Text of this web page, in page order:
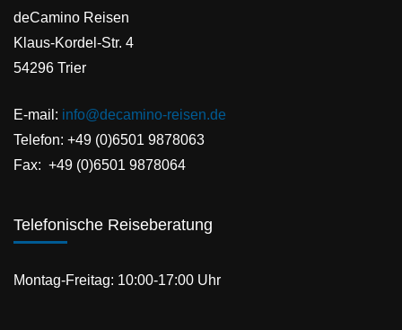
deCamino Reisen
Klaus-Kordel-Str. 4
54296 Trier
E-mail: info@decamino-reisen.de
Telefon: +49 (0)6501 9878063
Fax: +49 (0)6501 9878064
Telefonische Reiseberatung
Montag-Freitag: 10:00-17:00 Uhr